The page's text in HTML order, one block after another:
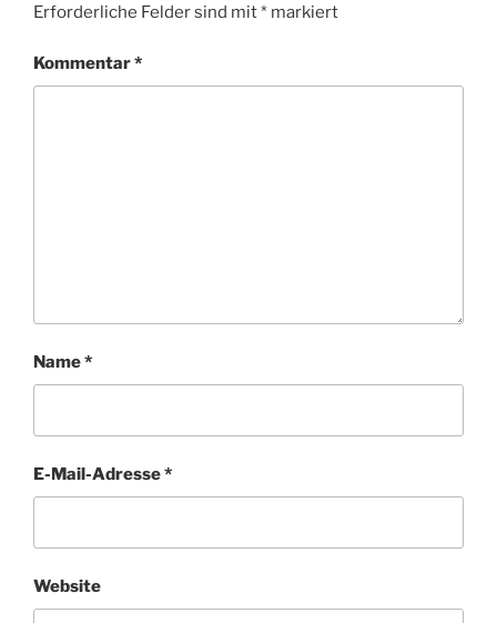
Erforderliche Felder sind mit* markiert
Kommentar*
Name*
E-Mail-Adresse*
Website